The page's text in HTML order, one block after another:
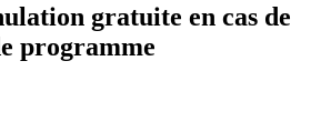
gratuite en cas de
programme